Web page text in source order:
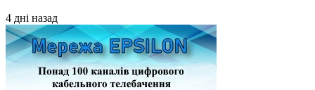
4 дні назад